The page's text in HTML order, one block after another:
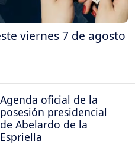
viernes 7 de agosto
Agenda oficial de la
posesión presidencial
de Abelardo de la
Espriella